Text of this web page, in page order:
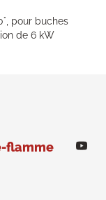
pour buches
de 6 kW
flamme